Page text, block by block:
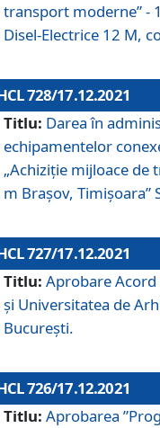
transport moderne” -
Disel-Electrice 12 M,
728/17.12.2021
Titlu: Darea în
echipamentelor
„Achiziție mijloace de
m Brașov, Timișoara”
727/17.12.2021
Titlu: Aprobare
și Universitatea de
București.
726/17.12.2021
Titlu: Aprobarea